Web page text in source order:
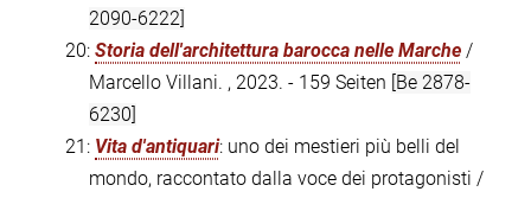
2090-6222]
20: Storia dell'architettura barocca nelle Marche /
Marcello Villani. , 2023. - 159 Seiten [Be 2878-
6230]
21: Vita d'antiquari: uno dei mestieri più belli del
mondo, raccontato dalla voce dei protagonisti /